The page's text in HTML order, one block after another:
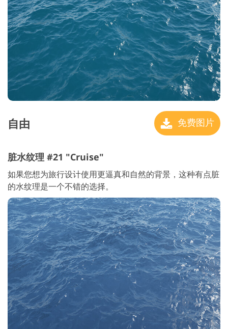
自由 免费图片
脏水纹理 #21 "Cruise"
如果您想为旅行设计使用更逼真和自然的背景，这种有点脏
的水纹理是一个不错的选择。